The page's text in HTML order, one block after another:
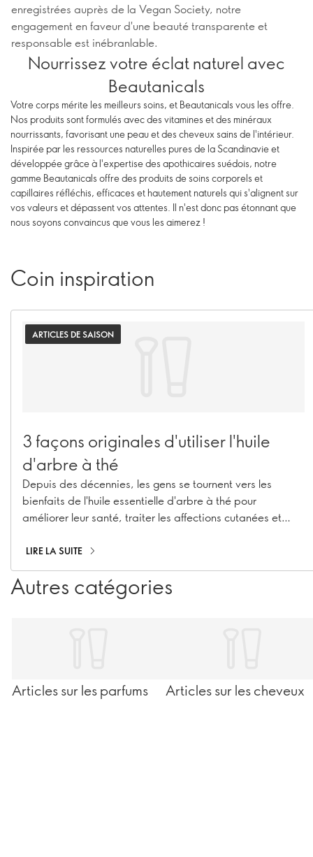
enregistrées auprès de la Vegan Society, notre
engagement en faveur d'une beauté transparente et
responsable est inébranlable.
Nourrissez votre éclat naturel avec
Beautanicals
Votre corps mérite les meilleurs soins, et Beautanicals vous les offre.
Nos produits sont formulés avec des vitamines et des minéraux
nourrissants, favorisant une peau et des cheveux sains de l'intérieur.
Inspirée par les ressources naturelles pures de la Scandinavie et
développée grâce à l'expertise des apothicaires suédois, notre
gamme Beautanicals offre des produits de soins corporels et
capillaires réfléchis, efficaces et hautement naturels qui s'alignent sur
vos valeurs et dépassent vos attentes. Il n'est donc pas étonnant que
nous soyons convaincus que vous les aimerez !
Coin inspiration
ARTICLES DE SAISON
3 façons originales d'utiliser l'huile
d'arbre à thé
Depuis des décennies, les gens se tournent vers les
bienfaits de l'huile essentielle d'arbre à thé pour
améliorer leur santé, traiter les affections cutanées et
découvrir comment faire travailler cette plante brillante
pour vous d'une manière que vous ne soupçonnez peut-
être pas !
LIRE LA SUITE
Autres catégories
Articles sur les parfums Articles sur les cheveux